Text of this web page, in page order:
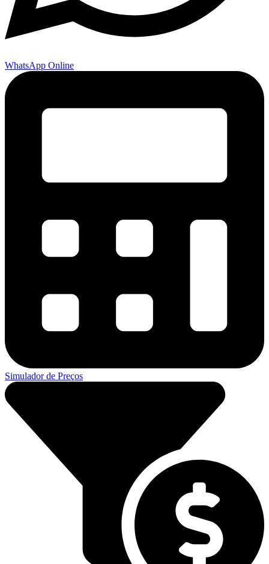
WhatsApp Online
Simulador de Preços